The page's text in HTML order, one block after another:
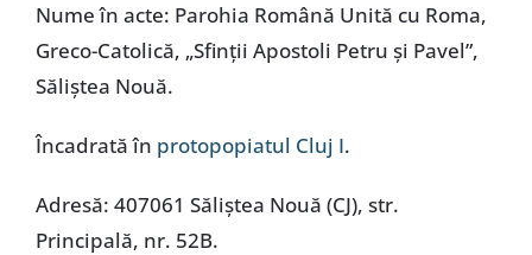
Nume în acte: Parohia Română Unită cu Roma,
Greco-Catolică, „Sfinții Apostoli Petru și Pavel”,
Săliștea Nouă.
Încadrată în protopopiatul Cluj I.
Adresă: 407061 Săliștea Nouă (CJ), str.
Principală, nr. 52B.